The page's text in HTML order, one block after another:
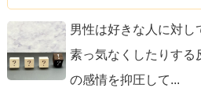
手に好き、と伝えることは意外と
手の本心を知ろうとするのは、時
男性は好きな人に対し
素っ気なくしたりする
の感情を抑圧して...